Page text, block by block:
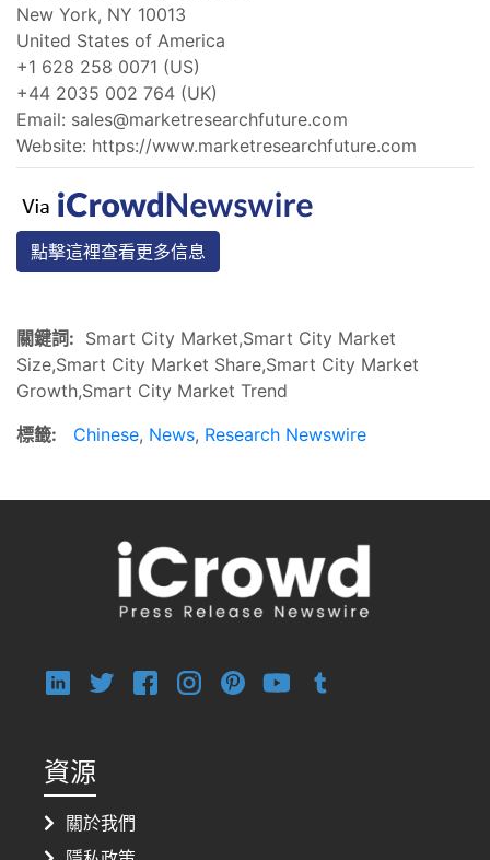
New York, NY 10013
United States of America
+1 628 258 0071 (US)
+44 2035 002 764 (UK)
Email: sales@marketresearchfuture.com
Website: https://www.marketresearchfuture.com
點擊這裡查看更多信息
關鍵詞: Smart City Market,Smart City Market
Size,Smart City Market Share,Smart City Market
Growth,Smart City Market Trend
標籤:
Chinese, News, Research Newswire
資源
關於我們